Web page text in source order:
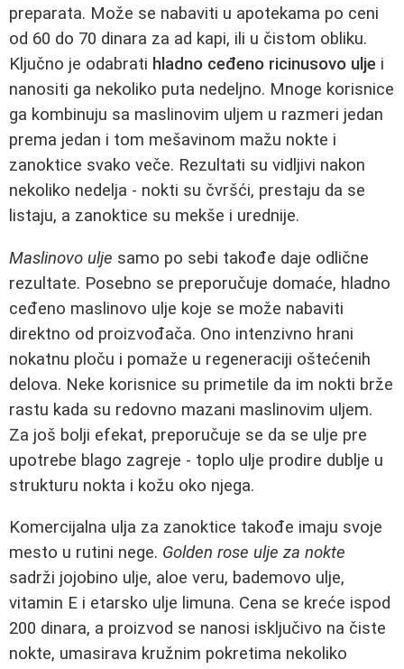
preparata. Može se nabaviti u apotekama po ceni
od 60 do 70 dinara za ad kapi, ili u čistom obliku.
Ključno je odabrati hladno ceđeno ricinusovo ulje i
nanositi ga nekoliko puta nedeljno. Mnoge korisnice
ga kombinuju sa maslinovim uljem u razmeri jedan
prema jedan i tom mešavinom mažu nokte i
zanoktice svako veče. Rezultati su vidljivi nakon
nekoliko nedelja - nokti su čvršći, prestaju da se
listaju, a zanoktice su mekše i urednije.
Maslinovo ulje samo po sebi takođe daje odlične
rezultate. Posebno se preporučuje domaće, hladno
ceđeno maslinovo ulje koje se može nabaviti
direktno od proizvođača. Ono intenzivno hrani
nokatnu ploču i pomaže u regeneraciji oštećenih
delova. Neke korisnice su primetile da im nokti brže
rastu kada su redovno mazani maslinovim uljem.
Za još bolji efekat, preporučuje se da se ulje pre
upotrebe blago zagreje - toplo ulje prodire dublje u
strukturu nokta i kožu oko njega.
Komercijalna ulja za zanoktice takođe imaju svoje
mesto u rutini nege. Golden rose ulje za nokte
sadrži jojobino ulje, aloe veru, bademovo ulje,
vitamin E i etarsko ulje limuna. Cena se kreće ispod
200 dinara, a proizvod se nanosi isključivo na čiste
nokte, umasirava kružnim pokretima nekoliko